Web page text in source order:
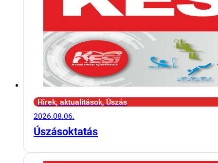
Hírek, aktualitások, Úszás
2026.08.06.
Úszásoktatás